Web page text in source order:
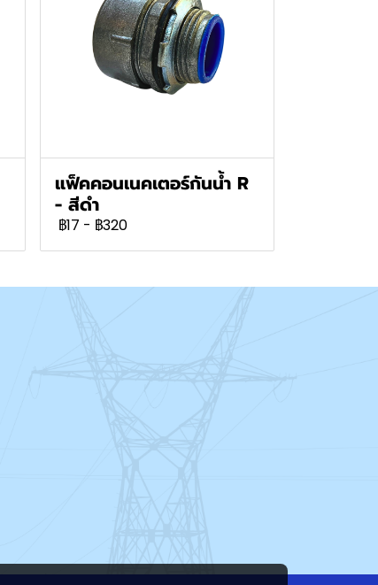
แฟ็คคอนเนคเตอร์กันน้ำ R
- สีดำ
฿17 - ฿320